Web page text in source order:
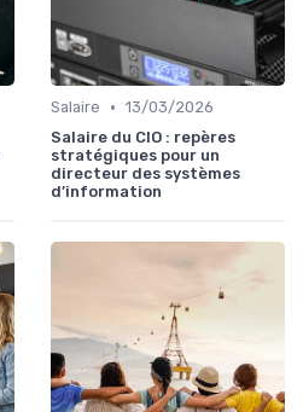
Salaire • 13/03/2026
Salaire du CIO : repères
stratégiques pour un
directeur des systèmes
d’information